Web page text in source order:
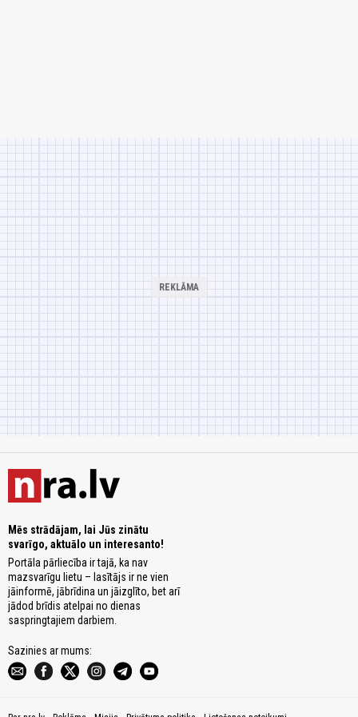
Mēs strādājam, lai Jūs zinātu
svarīgo, aktuālo un interesanto!
Portāla pārliecība ir tajā, ka nav
mazsvarīgu lietu – lasītājs ir ne vien
jāinformē, jābrīdina un jāizglīto, bet arī
jādod brīdis atelpai no dienas
saspringtajiem darbiem.
Sazinies ar mums: